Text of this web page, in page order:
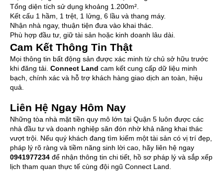
Tổng diện tích sử dụng khoảng 1.200m².
Kết cấu 1 hầm, 1 trệt, 1 lửng, 6 lầu và thang máy.
Nhận nhà ngay, thuận tiện đưa vào khai thác.
Phù hợp đầu tư, giữ tài sản hoặc kinh doanh lâu dài.
Cam Kết Thông Tin Thật
Mọi thông tin bất động sản được xác minh từ chủ sở hữu trước
khi đăng tải. Connect Land cam kết cung cấp dữ liệu minh
bạch, chính xác và hỗ trợ khách hàng giao dịch an toàn, hiệu
quả.
Liên Hệ Ngay Hôm Nay
Những tòa nhà mặt tiền quy mô lớn tại Quận 5 luôn được các
nhà đầu tư và doanh nghiệp săn đón nhờ khả năng khai thác
vượt trội. Nếu quý khách đang tìm kiếm một tài sản có vị trí đẹp,
pháp lý rõ ràng và tiềm năng sinh lời cao, hãy liên hệ ngay
0941977234 để nhận thông tin chi tiết, hồ sơ pháp lý và sắp xếp
lịch tham quan thực tế cùng đội ngũ Connect Land.